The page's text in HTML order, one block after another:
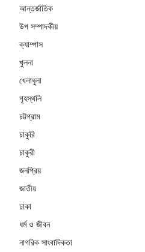
আন্তর্জাতিক
উপ সম্পাদকীয়
ক্যাম্পাস
খুলনা
খেলাধুলা
গৃহস্থলি
চট্টগ্রাম
চাকুরি
চাকুরী
জনপ্রিয়
জাতীয়
ঢাকা
ধর্ম ও জীবন
নাগরিক সাংবাদিকতা